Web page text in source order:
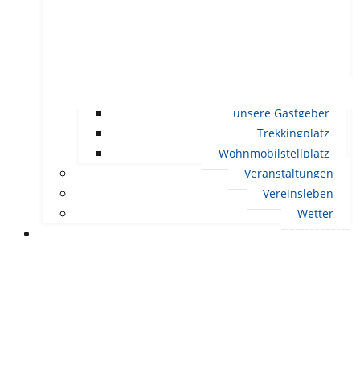
unsere Gastgeber
Trekkingplatz
Wohnmobilstellplatz
Veranstaltungen
Vereinsleben
Wetter
LEBEN IN ERNDTEBRÜCK